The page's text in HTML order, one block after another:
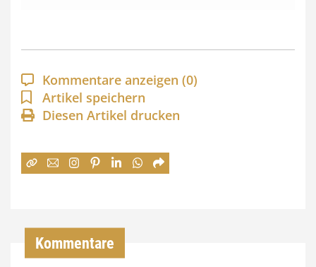
p
a
n
n
:
Kommentare anzeigen (0)
Artikel speichern
Diesen Artikel drucken
Kommentare